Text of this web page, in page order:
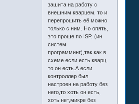
зашита на работу с
внешним кварцем, то и
перепрошить её можно
только с ним. Но опять,
это проще по ISP, (ин
систем
программинг),так как в
схеме если есть кварц,
то он есть.А если
контроллер был
настроен на работу без
него,то хоть он есть,
хоть нет,микре без